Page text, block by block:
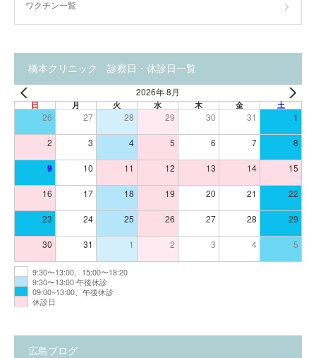
ワクチン一覧
橋本クリニック 診察日・休診日一覧
2026年 8月
日 月 火 水 木 金 土
26 27 28 29 30 31 1
2 3 4 5 6 7 8
9 10 11 12 13 14 15
16 17 18 19 20 21 22
23 24 25 26 27 28 29
30 31 1 2 3 4 5
9:30〜13:00、15:00〜18:20
9:30〜13:00 午後休診
09:00~13:00、午後休診
休診日
広島ブログ